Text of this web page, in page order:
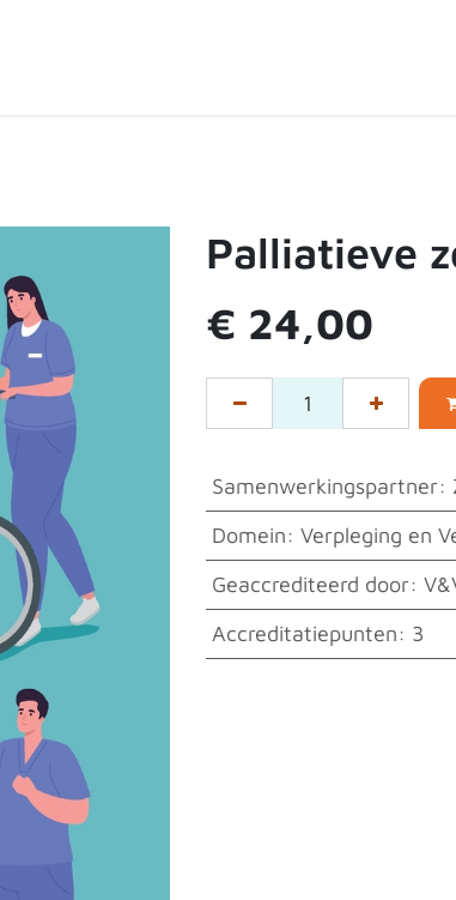
Palliatieve
€ 24,00
Samenwerkingspartner:
Domein: Verpleging en
Geaccrediteerd door:
Accreditatiepunten: 3